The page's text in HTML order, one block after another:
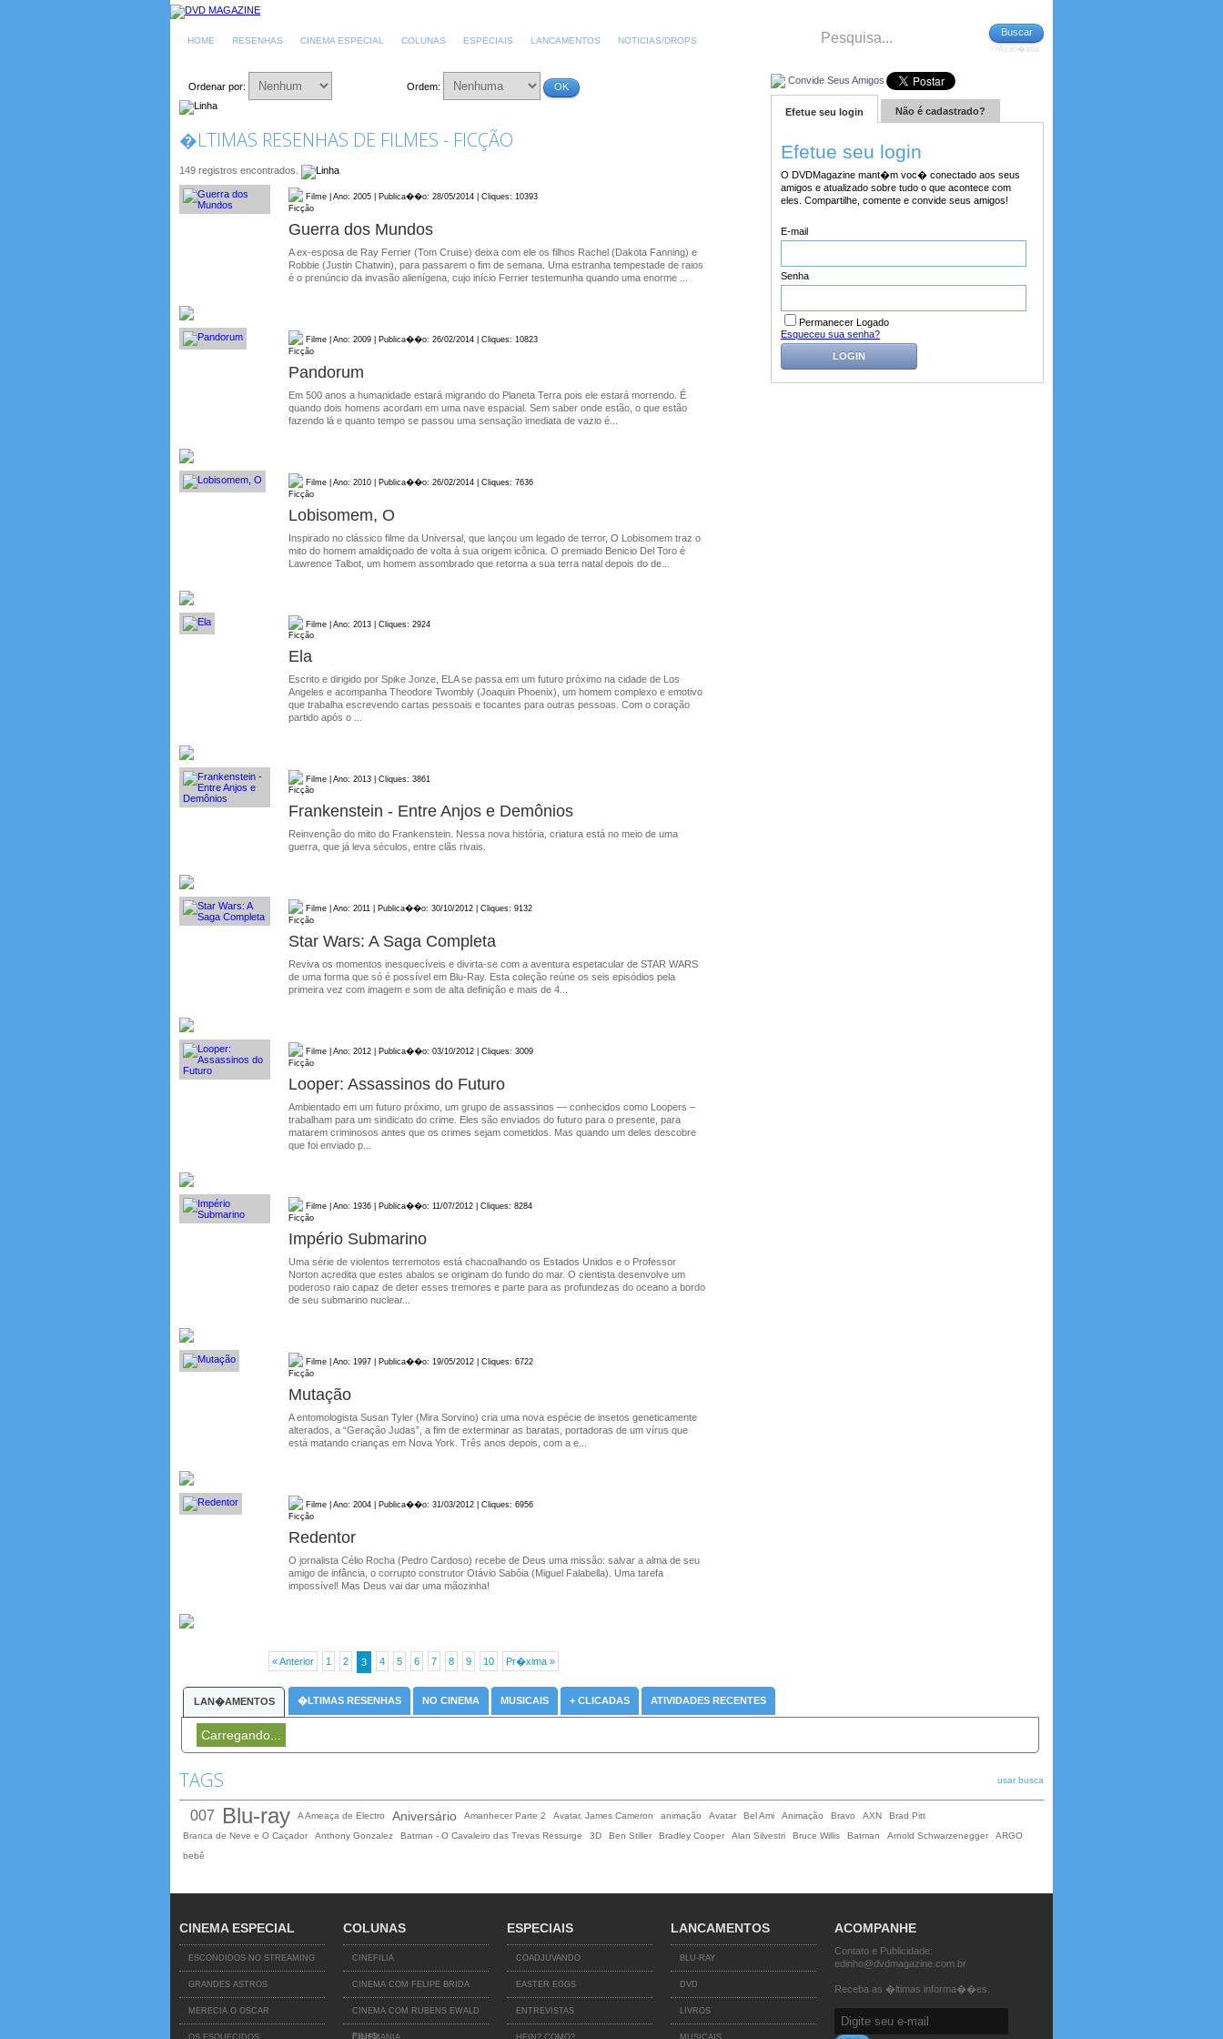
HOME RESENHAS CINEMA ESPECIAL COLUNAS ESPECIAIS LANCAMENTOS NOTICIAS/DROPS
Buscar
>>Avan�ada
Ordenar por: Ordem: OK
�LTIMAS RESENHAS DE FILMES - FICÇÃO
149 registros encontrados.
Filme | Ano: 2005 | Publica��o: 28/05/2014 | Cliques: 10393
Ficção
Guerra dos Mundos
A ex-esposa de Ray Ferrier (Tom Cruise) deixa com ele os filhos Rachel (Dakota Fanning) e
Robbie (Justin Chatwin), para passarem o fim de semana. Uma estranha tempestade de raios
é o prenúncio da invasão alienígena, cujo início Ferrier testemunha quando uma enorme ...
Filme | Ano: 2009 | Publica��o: 26/02/2014 | Cliques: 10823
Ficção
Pandorum
Em 500 anos a humanidade estará migrando do Planeta Terra pois ele estará morrendo. É
quando dois homens acordam em uma nave espacial. Sem saber onde estão, o que estão
fazendo lá e quanto tempo se passou uma sensação imediata de vazio é...
Filme | Ano: 2010 | Publica��o: 26/02/2014 | Cliques: 7636
Ficção
Lobisomem, O
Inspirado no clássico filme da Universal, que lançou um legado de terror, O Lobisomem traz o
mito do homem amaldiçoado de volta à sua origem icônica. O premiado Benicio Del Toro é
Lawrence Talbot, um homem assombrado que retorna a sua terra natal depois do de...
Filme | Ano: 2013 | Cliques: 2924
Ficção
Ela
Escrito e dirigido por Spike Jonze, ELA se passa em um futuro próximo na cidade de Los
Angeles e acompanha Theodore Twombly (Joaquin Phoenix), um homem complexo e emotivo
que trabalha escrevendo cartas pessoais e tocantes para outras pessoas. Com o coração
partido após o ...
Filme | Ano: 2013 | Cliques: 3861
Ficção
Frankenstein - Entre Anjos e Demônios
Reinvenção do mito do Frankenstein. Nessa nova história, criatura está no meio de uma
guerra, que já leva séculos, entre clãs rivais.
Filme | Ano: 2011 | Publica��o: 30/10/2012 | Cliques: 9132
Ficção
Star Wars: A Saga Completa
Reviva os momentos inesquecíveis e divirta-se com a aventura espetacular de STAR WARS
de uma forma que só é possível em Blu-Ray. Esta coleção reúne os seis episódios pela
primeira vez com imagem e som de alta definição e mais de 4...
Filme | Ano: 2012 | Publica��o: 03/10/2012 | Cliques: 3009
Ficção
Looper: Assassinos do Futuro
Ambientado em um futuro próximo, um grupo de assassinos — conhecidos como Loopers –
trabalham para um sindicato do crime. Eles são enviados do futuro para o presente, para
matarem criminosos antes que os crimes sejam cometidos. Mas quando um deles descobre
que foi enviado p...
Filme | Ano: 1936 | Publica��o: 11/07/2012 | Cliques: 8284
Ficção
Império Submarino
Uma série de violentos terremotos está chacoalhando os Estados Unidos e o Professor
Norton acredita que estes abalos se originam do fundo do mar. O cientista desenvolve um
poderoso raio capaz de deter esses tremores e parte para as profundezas do oceano a bordo
de seu submarino nuclear...
Filme | Ano: 1997 | Publica��o: 19/05/2012 | Cliques: 6722
Ficção
Mutação
A entomologista Susan Tyler (Mira Sorvino) cria uma nova espécie de insetos geneticamente
alterados, a “Geração Judas”, a fim de exterminar as baratas, portadoras de um vírus que
está matando crianças em Nova York. Três anos depois, com a e...
Filme | Ano: 2004 | Publica��o: 31/03/2012 | Cliques: 6956
Ficção
Redentor
O jornalista Célio Rocha (Pedro Cardoso) recebe de Deus uma missão: salvar a alma de seu
amigo de infância, o corrupto construtor Otávio Sabóia (Miguel Falabella). Uma tarefa
impossível! Mas Deus vai dar uma mãozinha!
« Anterior 1 2 3 4 5 6 7 8 9 10 Pr�xima »
Convide Seus Amigos
Efetue seu login Não é cadastrado?
Efetue seu login
O DVDMagazine mant�m voc� conectado aos seus
amigos e atualizado sobre tudo o que acontece com
eles. Compartilhe, comente e convide seus amigos!
E-mail
Senha
Permanecer Logado
Esqueceu sua senha?
LOGIN
LAN�AMENTOS �LTIMAS RESENHAS NO CINEMA MUSICAIS + CLICADAS ATIVIDADES RECENTES
Carregando...
TAGS usar busca
007 Blu-ray A Ameaça de Electro Aniversário Amanhecer Parte 2 Avatar, James Cameron animação Avatar Bel Ami Animação Bravo AXN
Brad Pitt
Branca de Neve e O Caçador
Anthony Gonzalez Batman - O Cavaleiro das Trevas Ressurge 3D Ben Stiller Bradley Cooper Alan Silvestri Bruce Willis Batman Arnold Schwarzenegger
ARGO
bebê
CINEMA ESPECIAL
ESCONDIDOS NO STREAMING
GRANDES ASTROS
MERECIA O OSCAR
COLUNAS
CINEFILIA
CINEMA COM FELIPE BRIDA
CINEMA COM RUBENS EWALD
FILHO
ESPECIAIS
COADJUVANDO
EASTER EGGS
ENTREVISTAS
LANCAMENTOS
BLU-RAY
DVD
LIVROS
ACOMPANHE
Contato e Publicidade:
edinho@dvdmagazine.com.br
Receba as �ltimas informa��es.